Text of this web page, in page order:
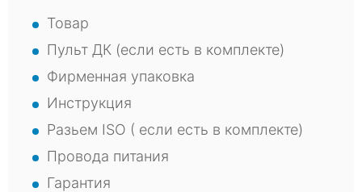
Товар
Пульт ДК (если есть в комплекте)
Фирменная упаковка
Инструкция
Разьем ISO ( если есть в комплекте)
Провода питания
Гарантия